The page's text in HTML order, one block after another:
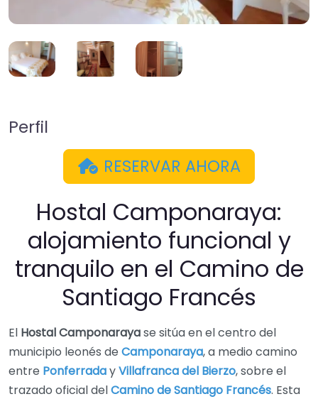
Perfil
RESERVAR AHORA
Hostal Camponaraya:
alojamiento funcional y
tranquilo en el Camino de
Santiago Francés
El Hostal Camponarayase sitúa en el centro del
municipio leonés de Camponaraya, a medio camino
entre PonferradayVillafranca del Bierzo, sobre el
trazado oficial delCamino de Santiago Francés. Esta